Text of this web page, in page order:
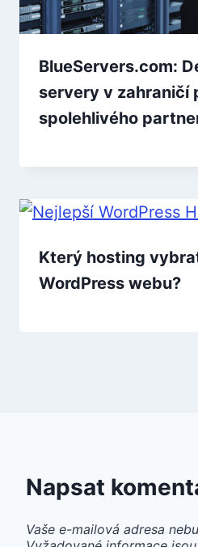
BlueServers.com:
servery v zahraničí
spolehlivého
Který hosting
WordPress webu?
Napsat
Vaše e-mailová adresa